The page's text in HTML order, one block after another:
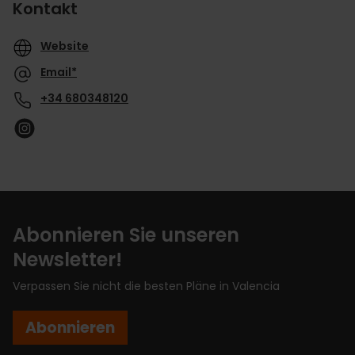
Kontakt
Website
Email*
+34 680348120
Abonnieren Sie unseren
Newsletter!
Verpassen Sie nicht die besten Pläne in Valencia
Abonnieren